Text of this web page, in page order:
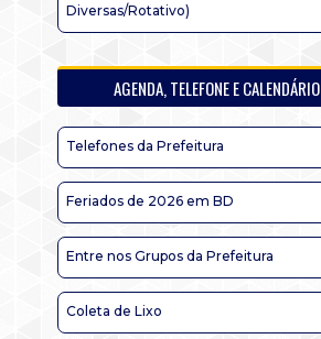
Diversas/Rotativo)
AGENDA, TELEFONE E CALENDÁRIO
Telefones da Prefeitura
Feriados de 2026 em BD
Entre nos Grupos da Prefeitura
Coleta de Lixo